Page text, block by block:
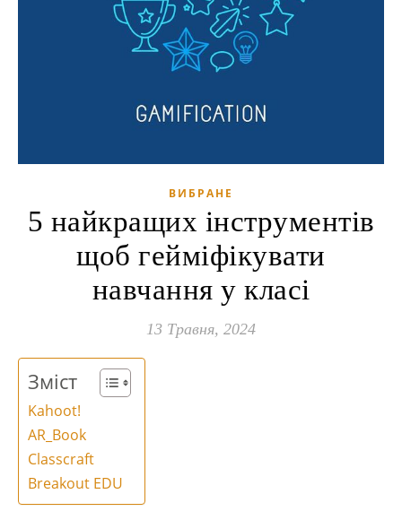
ВИБРАНЕ
5 найкращих інструментів
щоб гейміфікувати
навчання у класі
13 Травня, 2024
Зміст
Kahoot!
AR_Book
Classcraft
Breakout EDU